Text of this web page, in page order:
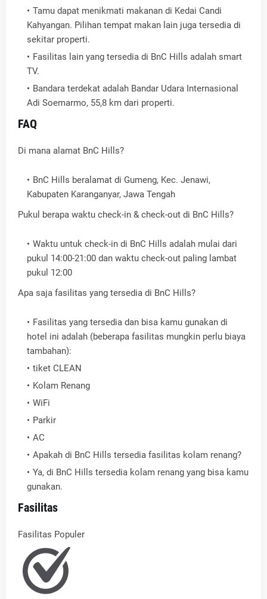
Tamu dapat menikmati makanan di Kedai Candi
Kahyangan. Pilihan tempat makan lain juga tersedia di
sekitar properti.
Fasilitas lain yang tersedia di BnC Hills adalah smart
TV.
Bandara terdekat adalah Bandar Udara Internasional
Adi Soemarmo, 55,8 km dari properti.
FAQ
Di mana alamat BnC Hills?
BnC Hills beralamat di Gumeng, Kec. Jenawi,
Kabupaten Karanganyar, Jawa Tengah
Pukul berapa waktu check-in & check-out di BnC Hills?
Waktu untuk check-in di BnC Hills adalah mulai dari
pukul 14:00-21:00 dan waktu check-out paling lambat
pukul 12:00
Apa saja fasilitas yang tersedia di BnC Hills?
Fasilitas yang tersedia dan bisa kamu gunakan di
hotel ini adalah (beberapa fasilitas mungkin perlu biaya
tambahan):
tiket CLEAN
Kolam Renang
WiFi
Parkir
AC
Apakah di BnC Hills tersedia fasilitas kolam renang?
Ya, di BnC Hills tersedia kolam renang yang bisa kamu
gunakan.
Fasilitas
Fasilitas Populer